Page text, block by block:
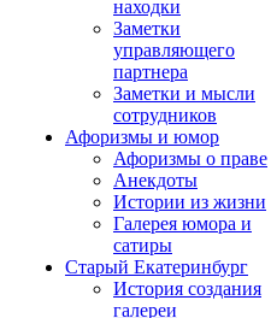
находки
Заметки
управляющего
партнера
Заметки и мысли
сотрудников
Афоризмы и юмор
Афоризмы о праве
Анекдоты
Истории из жизни
Галерея юмора и
сатиры
Старый Екатеринбург
История создания
галереи